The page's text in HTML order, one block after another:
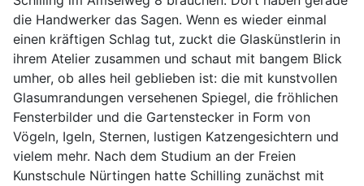
die Handwerker das Sagen. Wenn es wieder einmal
einen kräftigen Schlag tut, zuckt die Glaskünstlerin in
ihrem Atelier zusammen und schaut mit bangem Blick
umher, ob alles heil geblieben ist: die mit kunstvollen
Glasumrandungen versehenen Spiegel, die fröhlichen
Fensterbilder und die Gartenstecker in Form von
Vögeln, Igeln, Sternen, lustigen Katzengesichtern und
vielem mehr. Nach dem Studium an der Freien
Kunstschule Nürtingen hatte Schilling zunächst mit